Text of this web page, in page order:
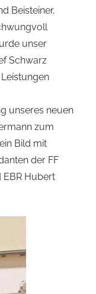
Beisteiner,
unser
Schwarz
unseres neuen
zum
Bild mit
der FF
EBR Hubert